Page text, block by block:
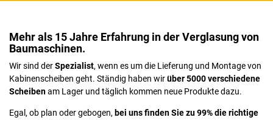
Mehr als 15 Jahre Erfahrung in der Verglasung von
Baumaschinen.
Wir sind derSpezialist, wenn es um die Lieferung und Montage von
Kabinenscheiben geht. Ständig haben wirüber 5000 verschiedene
Scheibenam Lager und täglich kommen neue Produkte dazu.
Egal, ob plan oder gebogen, bei uns finden Sie zu 99% die richtige